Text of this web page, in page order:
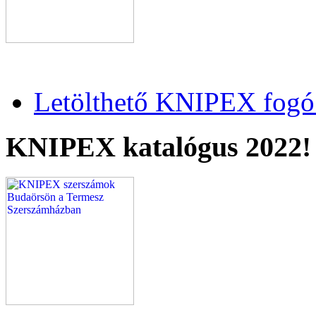
Letölthető KNIPEX fogó
KNIPEX katalógus 2022!